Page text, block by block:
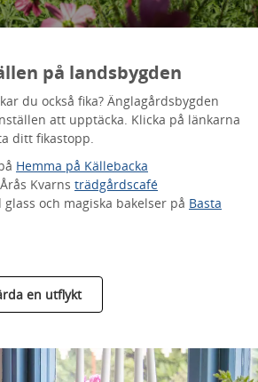
på landsbygden
du också fika? Änglagårdsbygden
att upptäcka. Klicka på länkarna
ditt fikastopp.
Hemma på Källebacka
Kvarns trädgårdscafé
glass och magiska bakelser på Basta
en utflykt